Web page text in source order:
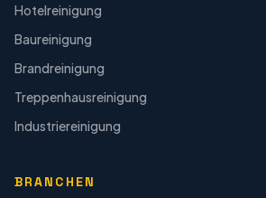
Hotelreinigung
Baureinigung
Brandreinigung
Treppenhausreinigung
Industriereinigung
BRANCHEN